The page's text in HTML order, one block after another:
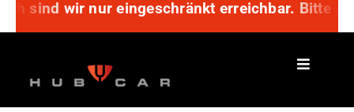
Zum
springen
sind wir nur eingeschränkt erreichbar. Bitte